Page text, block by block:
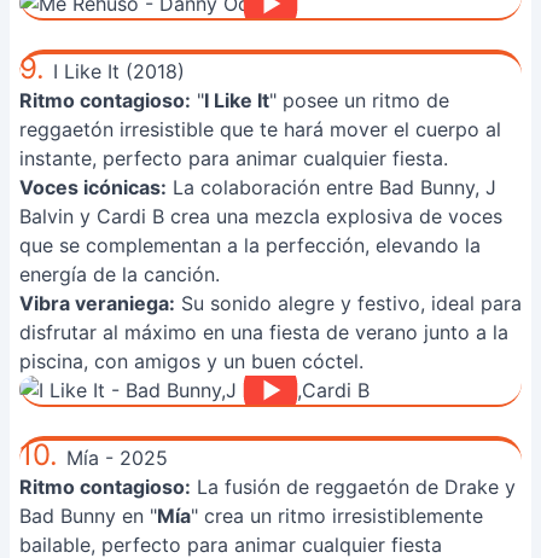
9. I Like It (2018)
Ritmo contagioso: "I Like It" posee un ritmo de
reggaetón irresistible que te hará mover el cuerpo al
instante, perfecto para animar cualquier fiesta.
Voces icónicas: La colaboración entre Bad Bunny, J
Balvin y Cardi B crea una mezcla explosiva de voces
que se complementan a la perfección, elevando la
energía de la canción.
Vibra veraniega: Su sonido alegre y festivo, ideal para
disfrutar al máximo en una fiesta de verano junto a la
piscina, con amigos y un buen cóctel.
10. Mía - 2025
Ritmo contagioso: La fusión de reggaetón de Drake y
Bad Bunny en "Mía" crea un ritmo irresistiblemente
bailable, perfecto para animar cualquier fiesta